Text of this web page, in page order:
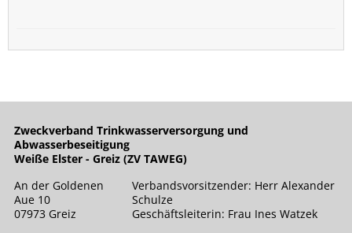
Zweckverband Trinkwasserversorgung und
Abwasserbeseitigung
Weiße Elster - Greiz (ZV TAWEG)
An der Goldenen
Aue 10
07973 Greiz
Verbandsvorsitzender: Herr Alexander
Schulze
Geschäftsleiterin: Frau Ines Watzek